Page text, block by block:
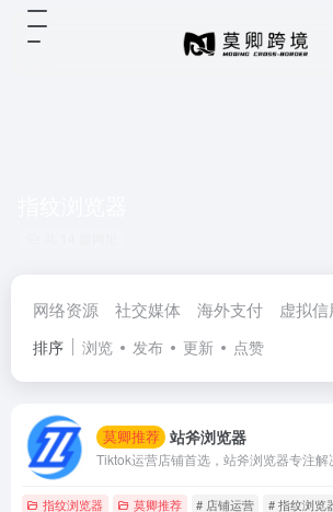
网络资源 社交媒体 海外支付 虚拟
排序 浏览 发布 更新 点赞
莫卿推荐 站斧浏览器
指纹浏览器 莫卿推荐 # 店铺运营 # 指纹浏览